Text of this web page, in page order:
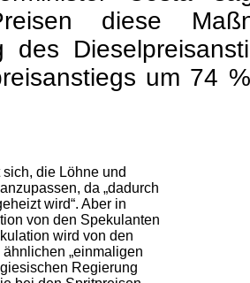
die Löhne und
da „dadurch
wird“. Aber in
von den Spekulanten
wird von den
bei den Spritpreisen,
von den
ihrer Gewinnmarge
auch viele andere
durch den Krieg und
Krise. | Bild YouTube